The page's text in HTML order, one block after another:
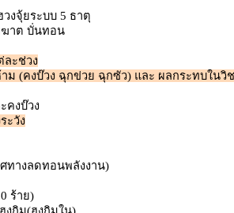
วงจุ้ยระบบ 5 ธาตุ
ฆาต บั่นทอน
ละช่วง
ม (คงบ๊วง ฉุกข่วย ฉุกซัว) และ ผลกระทบใน
คงบ๊วง
ะวัง
ทางลดทอนพลังงาน)
ร้าย)